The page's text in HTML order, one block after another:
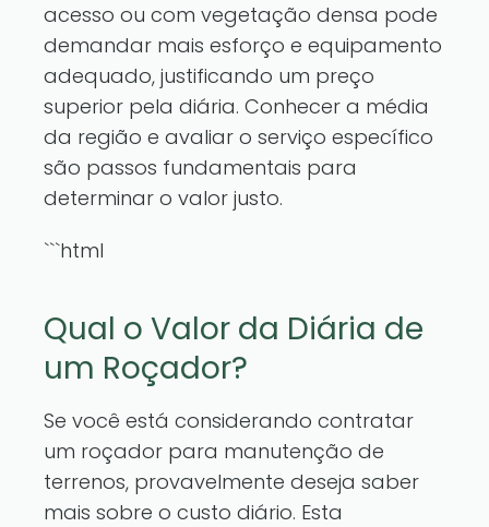
acesso ou com vegetação densa pode
demandar mais esforço e equipamento
adequado, justificando um preço
superior pela diária. Conhecer a média
da região e avaliar o serviço específico
são passos fundamentais para
determinar o valor justo.
```html
Qual o Valor da Diária de
um Roçador?
Se você está considerando contratar
um roçador para manutenção de
terrenos, provavelmente deseja saber
mais sobre o custo diário. Esta